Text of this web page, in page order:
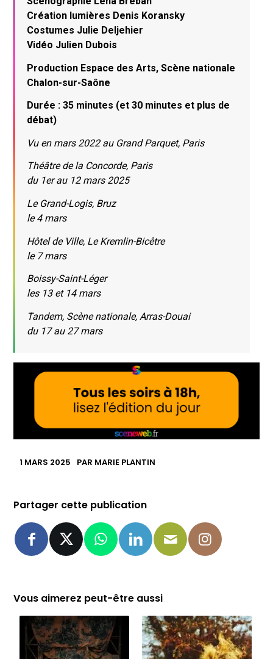
Création lumières Denis Koransky
Costumes Julie Deljehier
Vidéo Julien Dubois
Production Espace des Arts, Scène nationale
Chalon-sur-Saône
Durée : 35 minutes (et 30 minutes et plus de
débat)
Vu en mars 2022 au Grand Parquet, Paris
Théâtre de la Concorde, Paris
du 1er au 12 mars 2025
Le Grand-Logis, Bruz
le 4 mars
Hôtel de Ville, Le Kremlin-Bicêtre
le 7 mars
Boissy-Saint-Léger
les 13 et 14 mars
Tandem, Scène nationale, Arras-Douai
du 17 au 27 mars
1 MARS 2025 PAR MARIE PLANTIN
Partager cette publication
Vous aimerez peut-être aussi